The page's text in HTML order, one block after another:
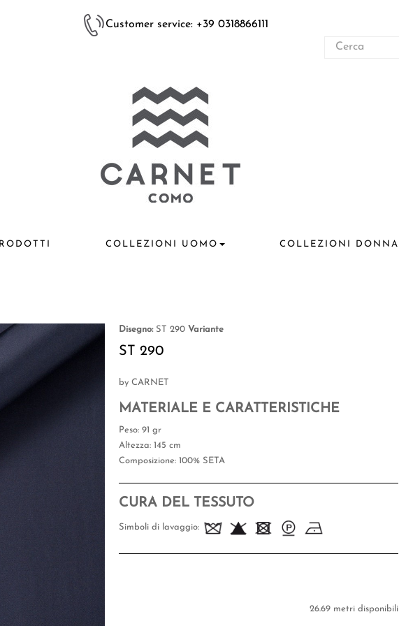
Customer service: +39 0318866111
COLLEZIONI UOMO COLLEZIONI DONNA
Disegno: ST 290 Variante
ST 290
by CARNET
MATERIALE E CARATTERISTICHE
Peso: 91 gr
Altezza: 145 cm
Composizione: 100% SETA
CURA DEL TESSUTO
Simboli di lavaggio:
26.69 metri disponibili